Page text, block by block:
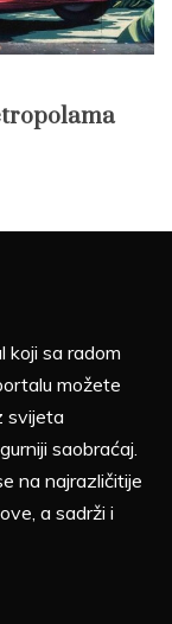
koji sa radom
možete
svijeta
saobraćaj.
na najrazličitije
a sadrži i